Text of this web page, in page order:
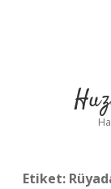
Etiket: